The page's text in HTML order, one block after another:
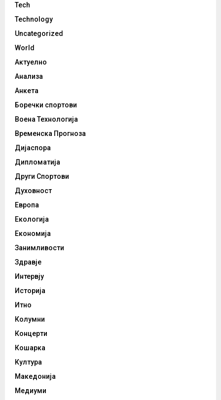
Tech
Technology
Uncategorized
World
Актуелно
Анализа
Анкета
Боречки спортови
Воена Технологија
Временска Прогноза
Дијаспора
Дипломатија
Други Спортови
Духовност
Европа
Екологија
Економија
Занимливости
Здравје
Интервју
Историја
Итно
Колумни
Концерти
Кошарка
Култура
Македонија
Медиуми